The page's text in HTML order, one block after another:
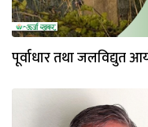
पूर्वाधार तथा जलविद्युत